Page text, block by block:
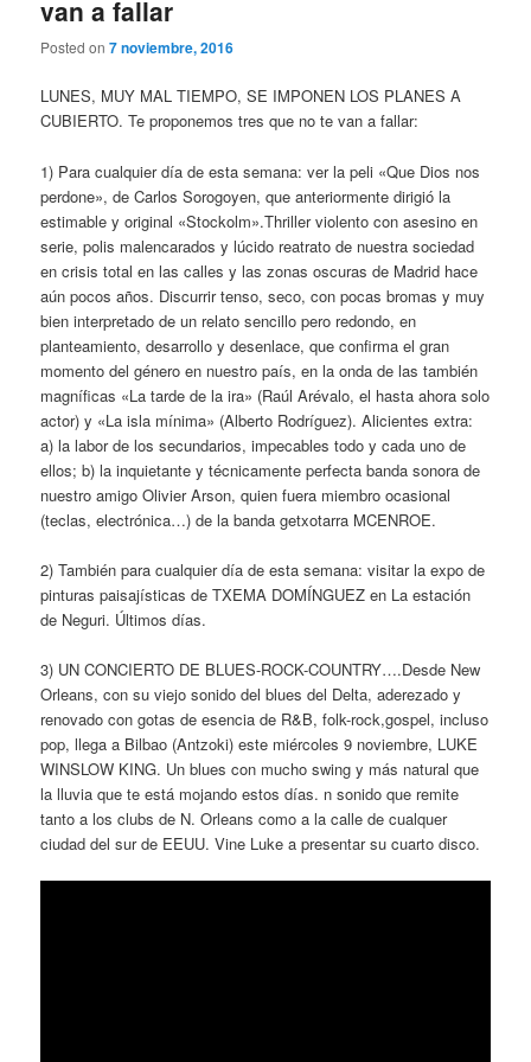
van a fallar
Posted on7 noviembre, 2016
LUNES, MUY MAL TIEMPO, SE IMPONEN LOS PLANES A
CUBIERTO. Te proponemos tres que no te van a fallar:
1) Para cualquier día de esta semana: ver la peli «Que Dios nos
perdone», de Carlos Sorogoyen, que anteriormente dirigió la
estimable y original «Stockolm».Thriller violento con asesino en
serie, polis malencarados y lúcido reatrato de nuestra sociedad
en crisis total en las calles y las zonas oscuras de Madrid hace
aún pocos años. Discurrir tenso, seco, con pocas bromas y muy
bien interpretado de un relato sencillo pero redondo, en
planteamiento, desarrollo y desenlace, que confirma el gran
momento del género en nuestro país, en la onda de las también
magníficas «La tarde de la ira» (Raúl Arévalo, el hasta ahora solo
actor) y «La isla mínima» (Alberto Rodríguez). Alicientes extra:
a) la labor de los secundarios, impecables todo y cada uno de
ellos; b) la inquietante y técnicamente perfecta banda sonora de
nuestro amigo Olivier Arson, quien fuera miembro ocasional
(teclas, electrónica…) de la banda getxotarra MCENROE.
2) También para cualquier día de esta semana: visitar la expo de
pinturas paisajísticas de TXEMA DOMÍNGUEZ en La estación
de Neguri. Últimos días.
3) UN CONCIERTO DE BLUES-ROCK-COUNTRY….Desde New
Orleans, con su viejo sonido del blues del Delta, aderezado y
renovado con gotas de esencia de R&B, folk-rock,gospel, incluso
pop, llega a Bilbao (Antzoki) este miércoles 9 noviembre, LUKE
WINSLOW KING. Un blues con mucho swing y más natural que
la lluvia que te está mojando estos días. n sonido que remite
tanto a los clubs de N. Orleans como a la calle de cualquer
ciudad del sur de EEUU. Vine Luke a presentar su cuarto disco.